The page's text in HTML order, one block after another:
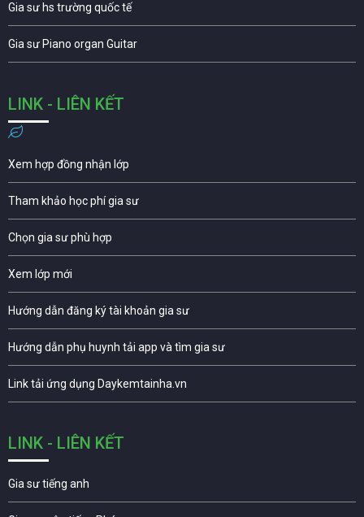
Gia sư hs trường quốc tế
Gia sư Piano organ Guitar
LINK - LIÊN KẾT
Xem hợp đồng nhận lớp
Tham khảo học phí gia sư
Chọn gia sư phù hợp
Xem lớp mới
Hướng dẫn đăng ký tài khoản gia sư
Hướng dẫn phụ huynh tải app và tìm gia sư
Link tải ứng dụng Daykemtainha.vn
LINK - LIÊN KẾT
Gia sư tiếng anh